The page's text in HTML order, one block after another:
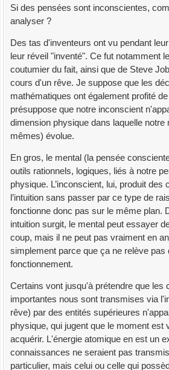
Si des pensées sont inconscientes,
analyser ?
Des tas d'inventeurs ont vu pendant
leur réveil "inventé". Ce fut notamment
coutumier du fait, ainsi que de Steve
cours d'un rêve. Je suppose que les
mathématiques ont également profité
présuppose que notre inconscient
dimension physique dans laquelle notre
mêmes) évolue.
En gros, le mental (la pensée
outils rationnels, logiques, liés à notre
physique. L’inconscient, lui, produit des
l’intuition sans passer par ce type de
fonctionne donc pas sur le même plan.
intuition surgit, le mental peut essayer
coup, mais il ne peut pas vraiment en
simplement parce que ça ne relève pas
fonctionnement.
Certains vont jusqu'à prétendre que les
importantes nous sont transmises via
rêve) par des entités supérieures
physique, qui jugent que le moment est
acquérir. L'énergie atomique en est un
connaissances ne seraient pas
particulier, mais celui ou celle qui